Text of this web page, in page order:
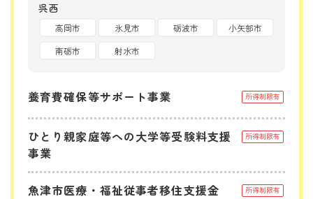
呉西
高岡市 氷見市 砺波市
小矢部市
南砺市
射水市
養育費確保等サポート事業 所得制限有
ひとり親家庭等への大学等受験料支援
事業
所得制限有
魚津市医療・福祉従事者移住支援金 所得制限有